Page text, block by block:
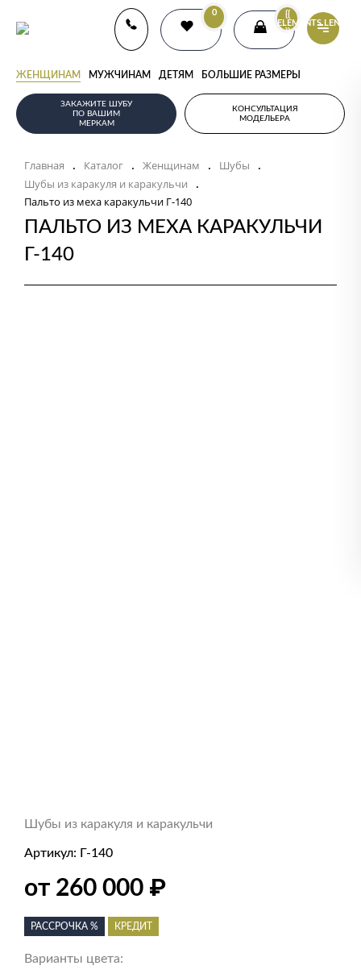
0
{{
ELEMENTS.LENGTH
}}
ЖЕНЩИНАМ МУЖЧИНАМ ДЕТЯМ БОЛЬШИЕ РАЗМЕРЫ
ЗАКАЖИТЕ ШУБУ
ПО ВАШИМ
МЕРКАМ
КОНСУЛЬТАЦИЯ
МОДЕЛЬЕРА
Главная . Каталог . Женщинам . Шубы .
Шубы из каракуля и каракульчи .
Пальто из меха каракульчи Г-140
ПАЛЬТО ИЗ МЕХА КАРАКУЛЬЧИ
Г-140
Шубы из каракуля и каракульчи
Артикул: Г-140
от 260 000 ₽
РАССРОЧКА % КРЕДИТ
Варианты цвета: